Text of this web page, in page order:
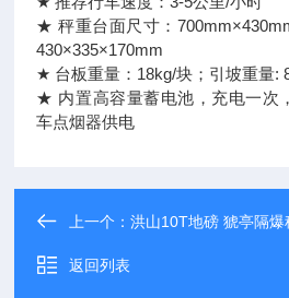
★ 秤重台面尺寸：
430×335×170mm
★ 台板重量：18kg/块；引坡重量:
★ 内置高容量蓄电池，充电一次
车点烟器供电
上一个：洪山10T地磅 猇亭隔
返回列表